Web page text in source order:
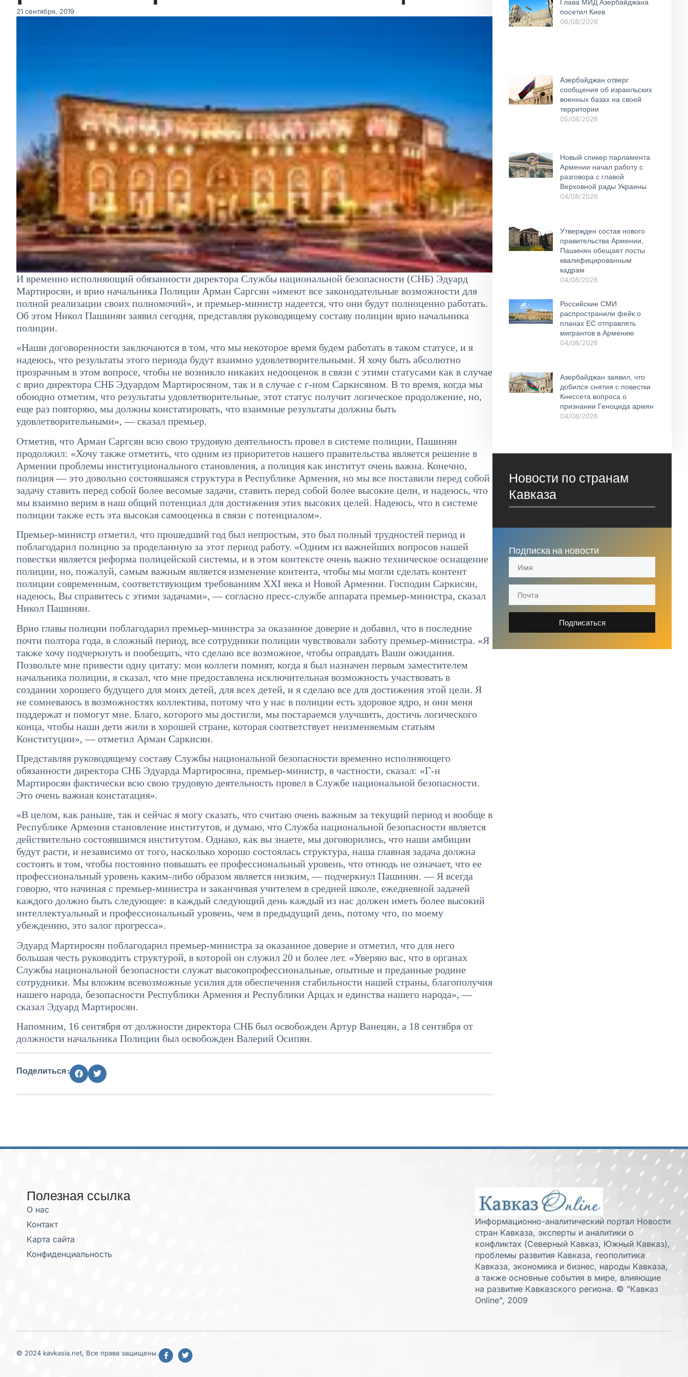
21 сентября, 2019
И временно исполняющий обязанности директора Службы национальной безопасности (СНБ) Эдуард
Мартиросян, и врио начальника Полиции Арман Саргсян «имеют все законодательные возможности для
полной реализации своих полномочий», и премьер-министр надеется, что они будут полноценно работать.
Об этом Никол Пашинян заявил сегодня, представляя руководящему составу полиции врио начальника
полиции.
«​Наши договоренности заключаются в том, что мы некоторое время будем работать в таком статусе, и я
надеюсь, что результаты этого периода будут взаимно удовлетворительными. Я хочу быть абсолютно
прозрачным в этом вопросе, чтобы не возникло никаких недооценок в связи с этими статусами как в случае
с врио директора СНБ Эдуардом Мартиросяном, так и в случае с г-ном Саркисяном. В то время, когда мы
обоюдно отметим, что результаты удовлетворительные, этот статус получит логическое продолжение, но,
еще раз повторяю, мы должны констатировать, что взаимные результаты должны быть
удовлетворительными​», — сказал премьер.
Отметив, что Арман Саргсян всю свою трудовую деятельность провел в системе полиции, Пашинян
продолжил: «Хочу также отметить, что одним из приоритетов нашего правительства является решение в
Армении проблемы институционального становления, а полиция как институт очень важна. Конечно,
полиция — это довольно состоявшаяся структура в Республике Армения, но мы все поставили перед собой
задачу ставить перед собой более весомые задачи, ставить перед собой более высокие цели, и надеюсь, что
мы взаимно верим в наш общий потенциал для достижения этих высоких целей. Надеюсь, что в системе
полиции также есть эта высокая самооценка в связи с потенциалом».
Премьер-министр отметил, что прошедший год был непростым, это был полный трудностей период и
поблагодарил полицию за проделанную за этот период работу. «Одним из важнейших вопросов нашей
повестки является реформа полицейской системы, и в этом контексте очень важно техническое оснащение
полиции, но, пожалуй, самым важным является изменение контента, чтобы мы могли сделать контент
полиции современным, соответствующим требованиям XXI века и Новой Армении. Господин Саркисян,
надеюсь, Вы справитесь с этими задачами», — согласно пресс-службе аппарата премьер-министра, сказал
Никол Пашинян.
Врио главы полиции поблагодарил премьер-министра за оказанное доверие и добавил, что в последние
почти полтора года, в сложный период, все сотрудники полиции чувствовали заботу премьер-министра. «Я
также хочу подчеркнуть и пообещать, что сделаю все возможное, чтобы оправдать Ваши ожидания.
Позвольте мне привести одну цитату: мои коллеги помнят, когда я был назначен первым заместителем
начальника полиции, я сказал, что мне предоставлена исключительная возможность участвовать в
создании хорошего будущего для моих детей, для всех детей, и я сделаю все для достижения этой цели. Я
не сомневаюсь в возможностях коллектива, потому что у нас в полиции есть здоровое ядро, и они меня
поддержат и помогут мне. Благо, которого мы достигли, мы постараемся улучшить, достичь логического
конца, чтобы наши дети жили в хорошей стране, которая соответствует неизменяемым статьям
Конституции», — отметил Арман Саркисян.
Представляя руководящему составу Службы национальной безопасности временно исполняющего
обязанности директора СНБ Эдуарда Мартиросяна, премьер-министр, в частности, сказал: «Г-н
Мартиросян фактически всю свою трудовую деятельность провел в Службе национальной безопасности.
Это очень важная констатация».
«В целом, как раньше, так и сейчас я могу сказать, что считаю очень важным за текущий период и вообще в
Республике Армения становление институтов, и думаю, что Служба национальной безопасности является
действительно состоявшимся институтом. Однако, как вы знаете, мы договорились, что наши амбиции
будут расти, и независимо от того, насколько хорошо состоялась структура, наша главная задача должна
состоять в том, чтобы постоянно повышать ее профессиональный уровень, что отнюдь не означает, что ее
профессиональный уровень каким-либо образом является низким, — подчеркнул Пашинян. — Я всегда
говорю, что начиная с премьер-министра и заканчивая учителем в средней школе, ежедневной задачей
каждого должно быть следующее: в каждый следующий день каждый из нас должен иметь более высокий
интеллектуальный и профессиональный уровень, чем в предыдущий день, потому что, по моему
убеждению, это залог прогресса».
Эдуард Мартиросян поблагодарил премьер-министра за оказанное доверие и отметил, что для него
большая честь руководить структурой, в которой он служил 20 и более лет. «Уверяю вас, что в органах
Службы национальной безопасности служат высокопрофессиональные, опытные и преданные родине
сотрудники. Мы вложим всевозможные усилия для обеспечения стабильности нашей страны, благополучия
нашего народа, безопасности Республики Армения и Республики Арцах и единства нашего народа», —
сказал Эдуард Мартиросян.
Напомним, 16 сентября от должности директора СНБ был освобожден Артур Ванецян, а 18 сентября от
должности начальника Полиции был освобожден Валерий Осипян.
Поделиться :
Глава МИД Азербайджана
посетил Киев
06/08/2026
Азербайджан отверг
сообщения об израильских
военных базах на своей
территории
05/08/2026
Новый спикер парламента
Армении начал работу с
разговора с главой
Верховной рады Украины
04/08/2026
Утвержден состав нового
правительства Армении,
Пашинян обещает посты
квалифицированным
кадрам
04/08/2026
Российские СМИ
распространили фейк о
планах ЕС отправлять
мигрантов в Армению
04/08/2026
Азербайджан заявил, что
добился снятия с повестки
Кнессета вопроса о
признании Геноцида армян
04/08/2026
Новости по странам
Кавказа
Подписка на новости
Подписаться
Полезная ссылка
О нас
Контакт
Карта сайта
Конфиденциальность
Информационно-аналитический портал Новости
стран Кавказа, эксперты и аналитики о
конфликтах (Северный Кавказ, Южный Кавказ),
проблемы развития Кавказа, геополитика
Кавказа, экономика и бизнес, народы Кавказа,
а также основные события в мире, влияющие
на развитие Кавказского региона. © "Кавказ
Online", 2009
© 2024 kavkasia.net, Все права защищены.